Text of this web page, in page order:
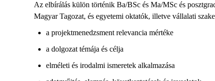
Az elbírálás külön történik Ba/BSc és Ma/MSc és
Magyar Tagozat, és egyetemi oktatók, illetve vállalati
a projektmenedzsment relevancia mértéke
a dolgozat témája és célja
elméleti és irodalmi ismeretek alkalmazása